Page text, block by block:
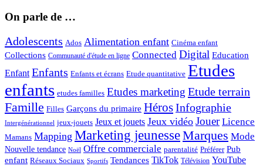
On parle de …
Adolescents Ados Alimentation enfant Cinéma enfant
Collections Communauté d'étude en ligne Connected Digital Education
Enfant Enfants Enfants et écrans Etude quantitative Etudes
enfants etudes familles Etudes marketing Etude terrain
Famille Filles Garçons du primaire HérosInfographie
Intergénérationnel jeux-jouets Jeux et jouets Jeux vidéo Jouer Licence
Mamans Mapping Marketing jeunesseMarques Mode
Nouvelle tendance Noël Offre commerciale parentalité Préférer Pub
enfant Réseaux Sociaux Sportifs Tendances TikTok Télévision YouTube